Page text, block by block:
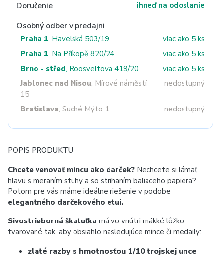
Doručenie ihneď na odoslanie
Osobný odber v predajni
Praha 1, Havelská 503/19
viac ako 5 ks
Praha 1, Na Příkopě 820/24
viac ako 5 ks
Brno - střed, Roosveltova 419/20
viac ako 5 ks
Jablonec nad Nisou, Mírové náměstí
15
nedostupný
Bratislava, Suché Mýto 1 nedostupný
POPIS PRODUKTU
Chcete venovať mincu ako darček? Nechcete si lámať
hlavu s meraním stuhy a so strihaním baliaceho papiera?
Potom pre vás máme ideálne riešenie v podobe
elegantného darčekového etui.
Sivostrieborná škatuľka má vo vnútri mäkké lôžko
tvarované tak, aby obsiahlo nasledujúce mince či medaily:
zlaté razby s hmotnosťou 1/10 trojskej unce